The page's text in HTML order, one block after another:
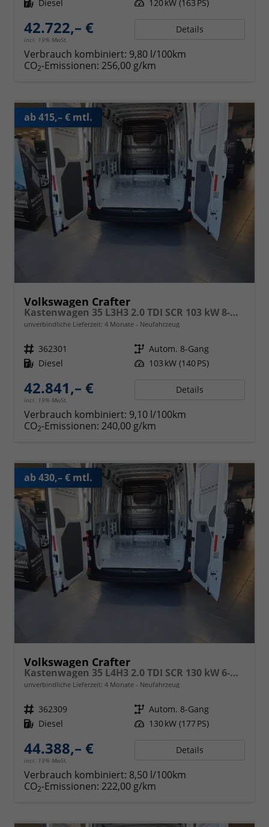
Kraftstoff Diesel Leistung 120 kW (163 PS)
42.722,– €
incl. 19% MwSt.
Details
Verbrauch kombiniert: 9,80 l/100km
CO2-Emissionen: 256,00 g/km
ab 415,– € mtl.
Volkswagen Crafter
Kastenwagen 35 L3H3 2.0 TDI SCR 103 kW 8-Gang Automatik, Klima,, 5 Jahre Garantie, Hochdach -abwählbar-gegen Minderpreis- siehe Zusatzausstattungen
unverbindliche Lieferzeit: 4 Monate Neufahrzeug
Fahrzeugnr. 362301 Getriebe Autom. 8-Gang
Kraftstoff Diesel Leistung 103 kW (140 PS)
42.841,– €
incl. 19% MwSt.
Details
Verbrauch kombiniert: 9,10 l/100km
CO2-Emissionen: 240,00 g/km
ab 430,– € mtl.
Volkswagen Crafter
Kastenwagen 35 L4H3 2.0 TDI SCR 130 kW 6-Gang, langer Radstand ,Klimaanlage, 5 Jahre Garantie, Hochdach
unverbindliche Lieferzeit: 4 Monate Neufahrzeug
Fahrzeugnr. 362309 Getriebe Autom. 8-Gang
Kraftstoff Diesel Leistung 130 kW (177 PS)
44.388,– €
incl. 19% MwSt.
Details
Verbrauch kombiniert: 8,50 l/100km
CO2-Emissionen: 222,00 g/km